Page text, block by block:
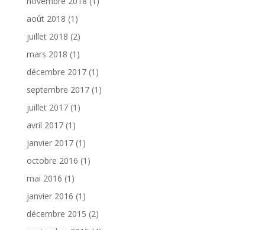
août 2018 (1)
juillet 2018 (2)
mars 2018 (1)
décembre 2017(1)
septembre 2017(1)
juillet 2017(1)
avril 2017(1)
janvier 2017(1)
octobre 2016 (1)
mai 2016 (1)
janvier 2016 (1)
décembre 2015 (2)